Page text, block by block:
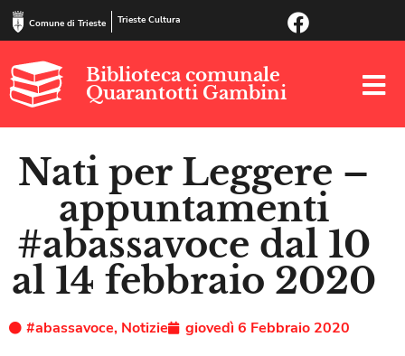
Comune di Trieste Trieste Cultura
Biblioteca comunale
Quarantotti Gambini
Nati per Leggere –
appuntamenti
#abassavoce dal 10
al 14 febbraio 2020
#abassavoce, Notizie
giovedì 6 Febbraio 2020